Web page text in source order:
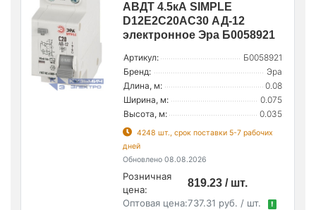
АВДТ 4.5кА SIMPLE
D12E2C20AC30 АД-12
электронное Эра Б0058921
Артикул:
Б0058921
Бренд:
Эра
Длина, м:
0.08
Ширина, м:
0.075
Высота, м:
0.035
4248 шт., срок поставки 5-7 рабочих
дней
Обновлено 08.08.2026
Розничная
цена:
819.23 / шт.
Оптовая цена:737.31 руб. / шт. !